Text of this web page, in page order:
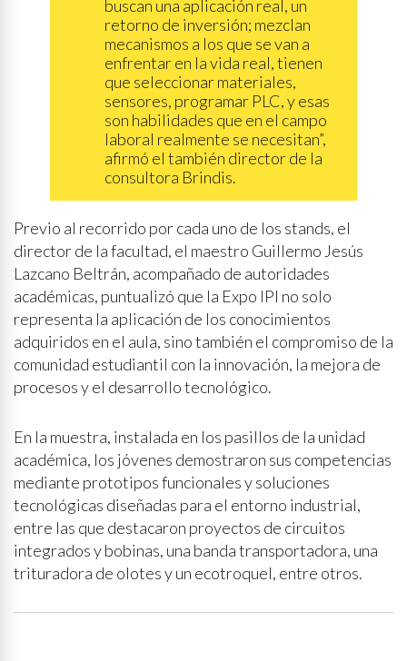
buscan una aplicación real, un
retorno de inversión; mezclan
mecanismos a los que se van a
enfrentar en la vida real, tienen
que seleccionar materiales,
sensores, programar PLC, y esas
son habilidades que en el campo
laboral realmente se necesitan”,
afirmó el también director de la
consultora Brindis.
Previo al recorrido por cada uno de los stands, el
director de la facultad, el maestro Guillermo Jesús
Lazcano Beltrán, acompañado de autoridades
académicas, puntualizó que la Expo IPI no solo
representa la aplicación de los conocimientos
adquiridos en el aula, sino también el compromiso de la
comunidad estudiantil con la innovación, la mejora de
procesos y el desarrollo tecnológico.
En la muestra, instalada en los pasillos de la unidad
académica, los jóvenes demostraron sus competencias
mediante prototipos funcionales y soluciones
tecnológicas diseñadas para el entorno industrial,
entre las que destacaron proyectos de circuitos
integrados y bobinas, una banda transportadora, una
trituradora de olotes y un ecotroquel, entre otros.